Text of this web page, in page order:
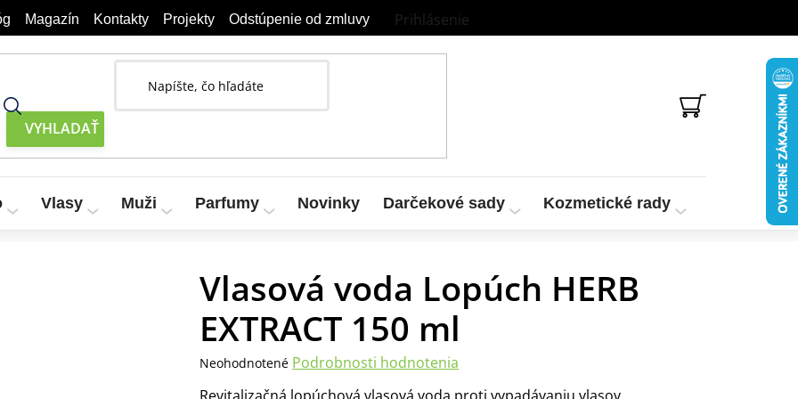
Magazín Kontakty Projekty Odstúpenie od zmluvy Prihlásenie
NÁKUPNÝ
KOŠÍK
Vlasy Muži Parfumy Novinky Darčekové sady Kozmetické rady Vzorky a
Lopúch HERB EXTRACT 150 ml
Vlasová voda Lopúch HERB
EXTRACT 150 ml
Priemerné
Neohodnotené Podrobnosti hodnotenia